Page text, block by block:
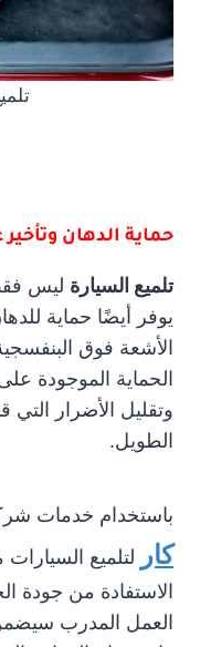
حماية الدهان وتأخير
تلميع السيارة ليس
يوفر أيضًا حماية
الأشعة فوق
الحماية الموجودة
وتقليل الأضرار
الطويل.
باستخدام خدمات
كار
لتلميع
الاستفادة من جودة
العمل المدرب